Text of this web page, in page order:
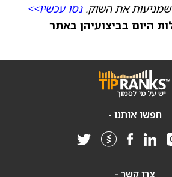
שמניעות את השוק.נסו עכשיו>>
היום בביצועיהן באתר
חפשו אותנו -
צרו קשר -